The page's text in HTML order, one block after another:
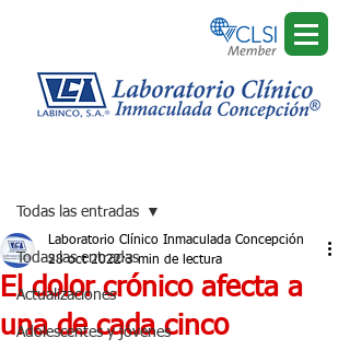
Todas las entradas
Actualizaciones
Adolescentes y jóvenes
Todas las entradas
El dolor crónico afecta a
una de cada cinco
Laboratorio Clínico Inmaculada Concepción
28 oct 2022 3 min de lectura